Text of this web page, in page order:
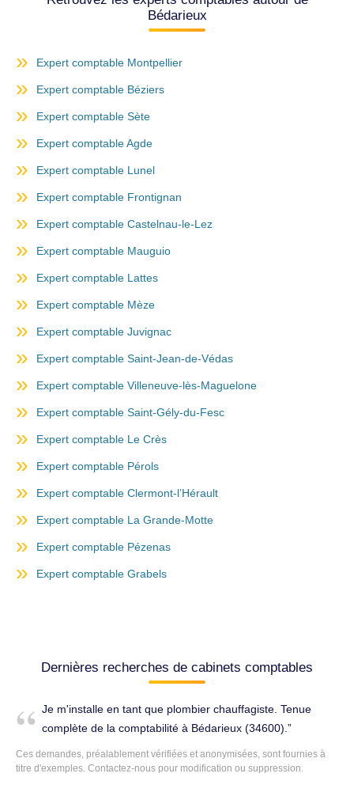
Bédarieux
Expert comptable Montpellier
Expert comptable Béziers
Expert comptable Sète
Expert comptable Agde
Expert comptable Lunel
Expert comptable Frontignan
Expert comptable Castelnau-le-Lez
Expert comptable Mauguio
Expert comptable Lattes
Expert comptable Mèze
Expert comptable Juvignac
Expert comptable Saint-Jean-de-Védas
Expert comptable Villeneuve-lès-Maguelone
Expert comptable Saint-Gély-du-Fesc
Expert comptable Le Crès
Expert comptable Pérols
Expert comptable Clermont-l’Hérault
Expert comptable La Grande-Motte
Expert comptable Pézenas
Expert comptable Grabels
Dernières recherches de cabinets comptables
Je m'installe en tant que plombier chauffagiste. Tenue
complète de la comptabilité à Bédarieux (34600).
Ces demandes, préalablement vérifiées et anonymisées, sont fournies à
titre d'exemples. Contactez-nous pour modification ou suppression.